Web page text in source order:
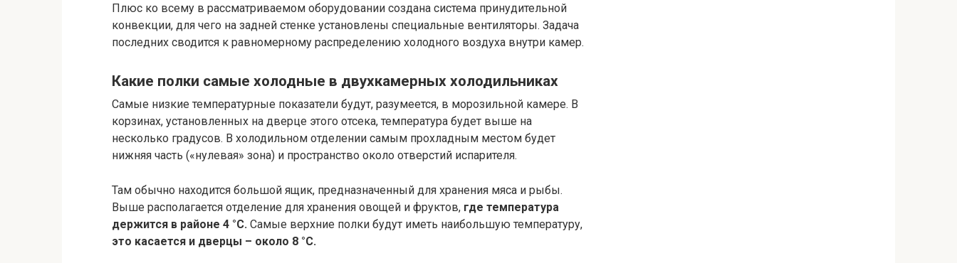
Плюс ко всему в рассматриваемом оборудовании создана система принудительной
конвекции, для чего на задней стенке установлены специальные вентиляторы. Задача
последних сводится к равномерному распределению холодного воздуха внутри камер.
Какие полки самые холодные в двухкамерных холодильниках
Самые низкие температурные показатели будут, разумеется, в морозильной камере. В
корзинах, установленных на дверце этого отсека, температура будет выше на
несколько градусов. В холодильном отделении самым прохладным местом будет
нижняя часть («нулевая» зона) и пространство около отверстий испарителя.
Там обычно находится большой ящик, предназначенный для хранения мяса и рыбы.
Выше располагается отделение для хранения овощей и фруктов, где температура
держится в районе 4 °С. Самые верхние полки будут иметь наибольшую температуру,
это касается и дверцы – около 8 °C.